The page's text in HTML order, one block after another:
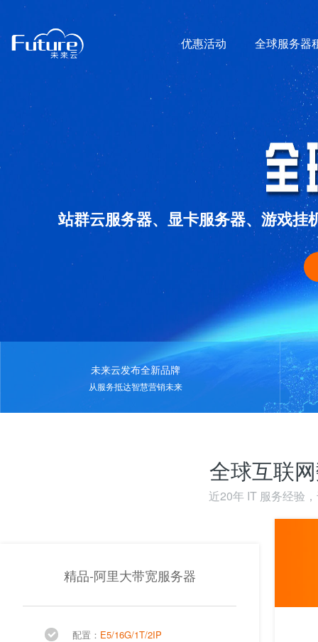
优惠活动 全球服务器
站群云服务器、显卡服务器、游戏
未来云发布全新品牌
从服务抵达智慧营销未来
全球互联
近20年 IT 服务经验
精品-阿里大带宽服务器
配置： E5/16G/1T/2IP